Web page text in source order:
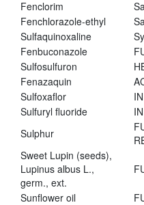
Fenclorim
Fenchlorazole-ethyl
Sulfaquinoxaline
Fenbuconazole
Sulfosulfuron
Fenazaquin
Sulfoxaflor
IN
Sulfuryl fluoride
IN
Sulphur
Sweet Lupin (seeds),
Lupinus albus L.,
germ., ext.
Sunflower oil